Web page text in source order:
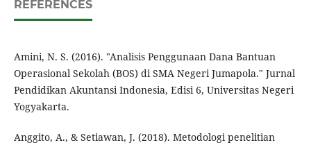
REFERENCES
Amini, N. S. (2016). "Analisis Penggunaan Dana Bantuan
Operasional Sekolah (BOS) di SMA Negeri Jumapola." Jurnal
Pendidikan Akuntansi Indonesia, Edisi 6, Universitas Negeri
Yogyakarta.
Anggito, A., & Setiawan, J. (2018). Metodologi penelitian